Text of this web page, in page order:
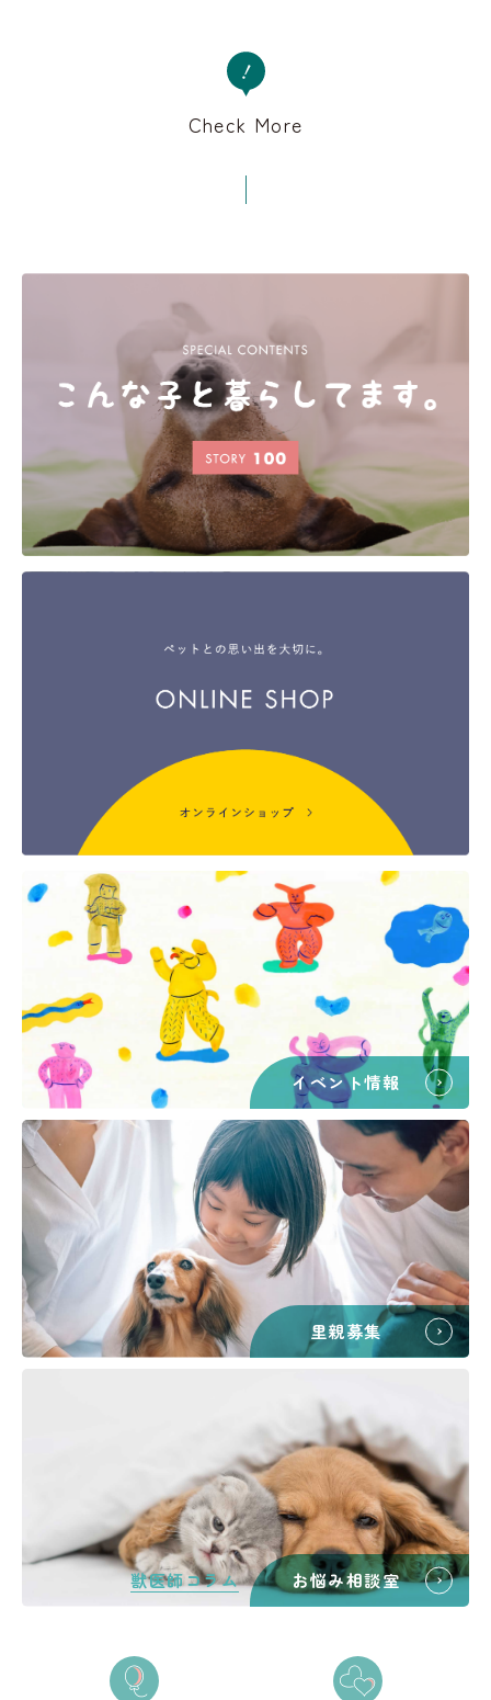
Check More
イベント情報
里親募集
獣医師コラム お悩み相談室